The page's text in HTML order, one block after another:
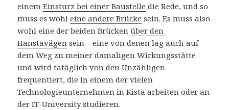
einemEinsturz bei einer Baustelle die Rede, und so
muss es wohleine andere Brücke sein. Es muss also
wohl eine der beiden Brückenüber den
Hanstavägen sein – eine von denen lag auch auf
dem Weg zu meiner damaligen Wirkungsstätte
und wird tatäglich von den Unzähligen
frequentiert, die in einem der vielen
Technologieunternehmen in Kista arbeiten oder an
der IT-University studieren.